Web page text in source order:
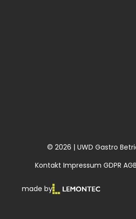
© 2026 | UWD Gastro
Kontakt Impressum GDPR AGB
made by